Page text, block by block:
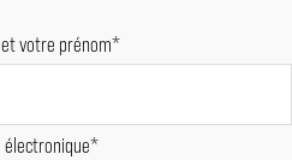
votre prénom*
électronique*